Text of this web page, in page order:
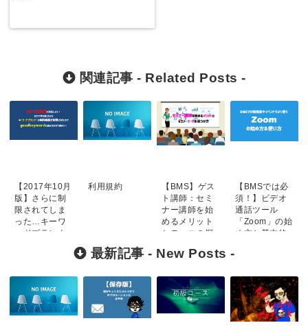
関連記事 - Related Posts -
【2017年10月
版】さらに制
限されてしま
った…キーワ
ードプランナ
利用規約
【BMS】ゲス
ト講師：セミ
ナー講師を始
めるメリット
とテーマの探
【BMSでは必
須！】ビデオ
通話ツール
「Zoom」の始
め方と基本的
最新記事 - New Posts -